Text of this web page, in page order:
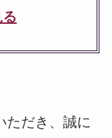
ただき、誠に